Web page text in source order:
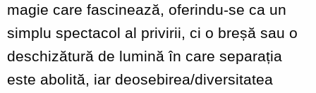
magie care fascinează, oferindu-se ca un
simplu spectacol al privirii, ci o breșă sau o
deschizătură de lumină în care separația
este abolită, iar deosebirea/diversitatea